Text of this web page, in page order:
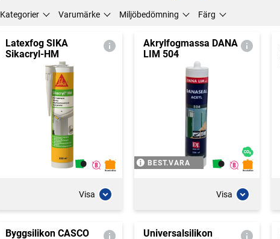
Kategorier Varumärke Miljöbedömning Färg
Latexfog SIKA
Sikacryl-HM
Visa
Akrylfogmassa DANA
LIM 504
BEST.VARA
Visa
Byggsilikon CASCO
Universalsilikon